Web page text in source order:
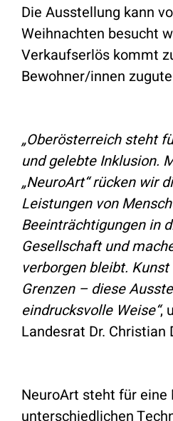
Die Ausstellung kann
Weihnachten besucht
Verkaufserlös kommt
Bewohner/innen
„Oberösterreich steht
und gelebte Inklusion.
„NeuroArt“ rücken wir
Leistungen von
Beeinträchtigungen in
Gesellschaft und
verborgen bleibt.
Grenzen – diese
eindrucksvolle Weise“,
Landesrat Dr. Christian
NeuroArt steht für eine
unterschiedlichen